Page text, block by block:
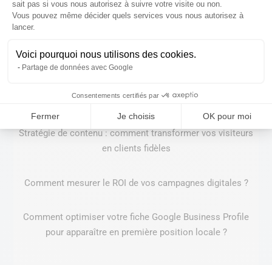
sait pas si vous nous autorisez à suivre votre visite ou non.
Vous pouvez même décider quels services vous nous autorisez à
lancer.
Voici pourquoi nous utilisons des cookies.
Partage de données avec Google
Consentements certifiés par
Fermer Je choisis OK pour moi
Axeptio consent
temps de changer
Comment structurer son site pour les moteurs IA ?
clic et l’IA ?
Stratégie de contenu : comment transformer vos visiteurs
en clients fidèles
Comment mesurer le ROI de vos campagnes digitales ?
Comment optimiser votre fiche Google Business Profile
pour apparaître en première position locale ?